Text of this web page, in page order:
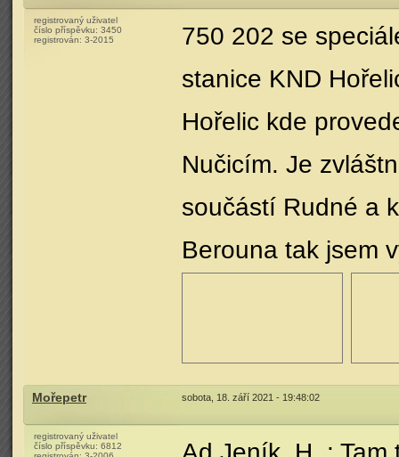
registrovaný uživatel
číslo příspěvku: 3450
registrován: 3-2015
750 202 se
stanice KND
Hořelic kde
Nučicím. Je
součástí Rudné a
Berouna tak jsem
Mořepetr sobota, 18. září 2021 - 19:48:02
registrovaný uživatel
číslo příspěvku: 6812